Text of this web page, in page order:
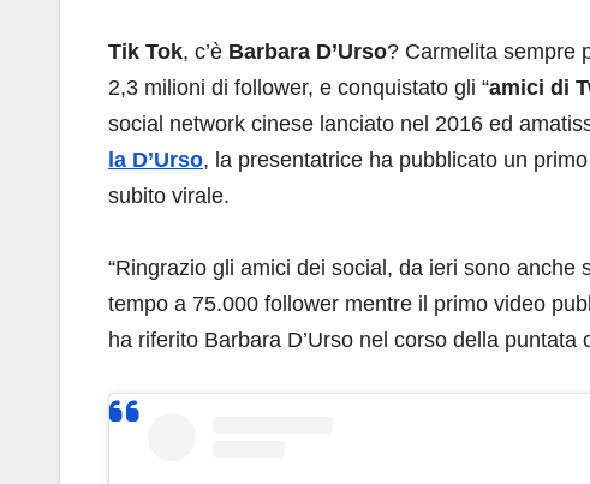
Tik Tok, c’è Barbara D’Urso? Carmelita sempre
2,3 milioni di follower, e conquistato gli “amici di
social network cinese lanciato nel 2016 ed
la D’Urso, la presentatrice ha pubblicato un
subito virale.
“Ringrazio gli amici dei social, da ieri sono
tempo a 75.000 follower mentre il primo video
ha riferito Barbara D’Urso nel corso della puntata